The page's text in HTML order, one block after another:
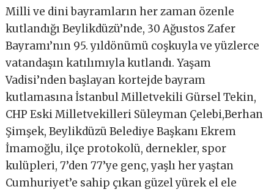
Milli ve dini bayramların her zaman özenle
kutlandığı Beylikdüzü’nde, 30 Ağustos Zafer
Bayramı’nın 95. yıldönümü coşkuyla ve yüzlerce
vatandaşın katılımıyla kutlandı. Yaşam
Vadisi’nden başlayan kortejde bayram
kutlamasına İstanbul Milletvekili Gürsel Tekin,
CHP Eski Milletvekilleri Süleyman Çelebi,Berhan
Şimşek, Beylikdüzü Belediye Başkanı Ekrem
İmamoğlu, ilçe protokolü, dernekler, spor
kulüpleri, 7’den 77’ye genç, yaşlı her yaştan
Cumhuriyet’e sahip çıkan güzel yürek el ele